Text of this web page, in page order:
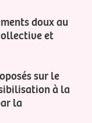
doux au
et
sur le
à la
la